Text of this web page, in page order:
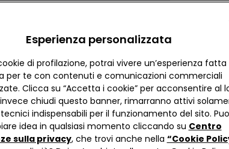
con
Unisex
4,6
Ci
quindi
Esperienza personalizzata
di profilazione, potrai vivere un’esperienza fatta
per te con contenuti e comunicazioni commerciali
Clicca su “Accetta i cookie” per acconsentire al
invece chiudi questo banner, rimarranno attivi
indispensabili per il funzionamento del sito.
idea in qualsiasi momento cliccando su Centro
sulla privacy, che trovi anche nella “Cookie